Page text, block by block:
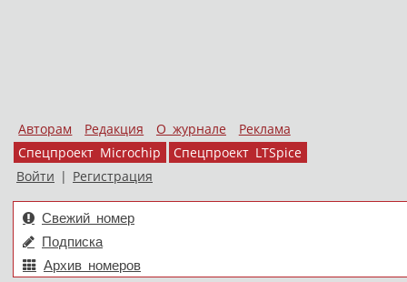
Авторам Редакция О журнале
Реклама
Спецпроект Microchip
Спецпроект LTSpice
Войти | Регистрация
Свежий номер
Подписка
Архив номеров